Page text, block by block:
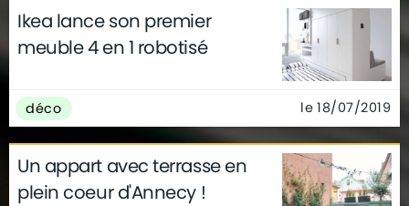
Ikea lance son premier
meuble 4 en 1 robotisé
déco le 18/07/2019
Un appart avec terrasse en
plein coeur d'Annecy !